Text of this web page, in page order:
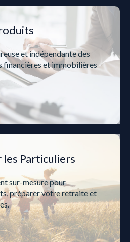
et indépendante des
financières et immobilières
Particuliers
sur-mesure pour
préparer votre retraite et